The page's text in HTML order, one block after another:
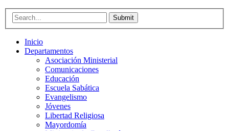
Submit
Inicio
Departamentos
Asociación Ministerial
Comunicaciones
Educación
Escuela Sabática
Evangelismo
Jóvenes
Libertad Religiosa
Mayordomía